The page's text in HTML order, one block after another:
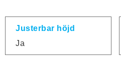
Justerbar höjd
Ja